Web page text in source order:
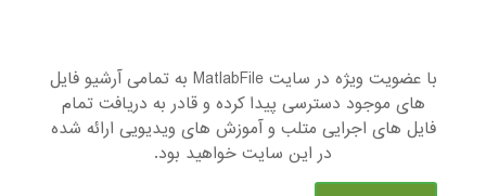
با عضویت ویژه در سایت MatlabFile به تمامی آرشیو فایل
های موجود دسترسی پیدا کرده و قادر به دریافت تمام
فایل های اجرایی متلب و آموزش های ویدیویی ارائه شده
در این سایت خواهید بود.